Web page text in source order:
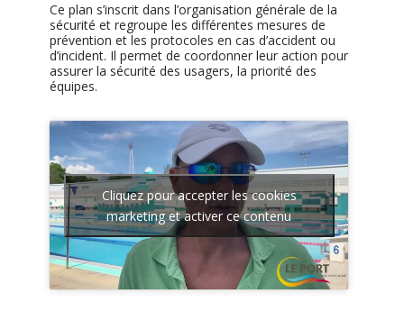
Ce plan s’inscrit dans l’organisation générale de la
sécurité et regroupe les différentes mesures de
prévention et les protocoles en cas d’accident ou
d’incident. Il permet de coordonner leur action pour
assurer la sécurité des usagers, la priorité des
équipes.
Cliquez pour accepter les cookies
marketing et activer ce contenu